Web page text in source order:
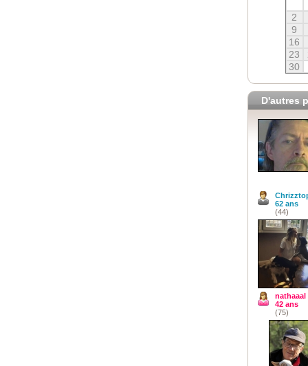
2
9
16
23
30
D'autres
62 ans
(44)
nathaaal
42 ans
(75)